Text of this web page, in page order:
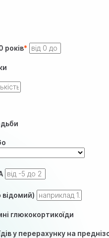
років
глюкокортикоїди
у перерахунку на